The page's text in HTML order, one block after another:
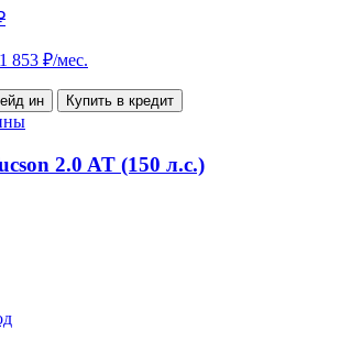
853 ₽/мес.
ин Купить в кредит
2.0 AT (150 л.с.)